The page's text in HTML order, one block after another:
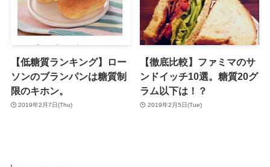
【低糖質ランキング】ロー
ソンのブランパンは糖質制
限のキホン。
2019年2月7日(Thu)
【徹底比較】ファミマのサ
ンドイッチ10選。糖質20グ
ラム以下は！？
2019年2月5日(Tue)